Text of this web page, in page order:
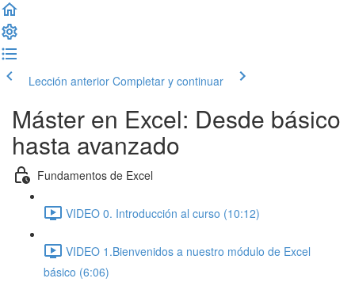
Lección anterior Completar y continuar
Máster en Excel: Desde básico
hasta avanzado
Fundamentos de Excel
VIDEO 0. Introducción al curso (10:12)
VIDEO 1.Bienvenidos a nuestro módulo de Excel
básico (6:06)